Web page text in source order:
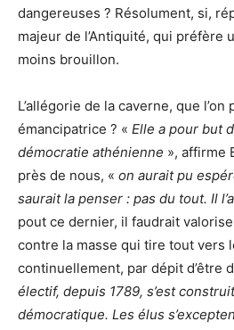
dangereuses ? Résolument, si,
majeur de l’Antiquité, qui préfère
moins brouillon.
L’allégorie de la caverne, que
émancipatrice ? « Elle a pour but
démocratie athénienne », affirme
près de nous, « on aurait pu
saurait la penser : pas du tout. Il
pout ce dernier, il faudrait
contre la masse qui tire tout vers
continuellement, par dépit d’être
électif, depuis 1789, s’est
démocratique. Les élus